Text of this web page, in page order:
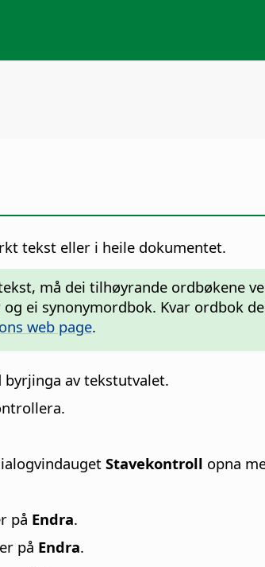
tekst eller i heile dokumentet.
må dei tilhøyrande ordbøkene
ei synonymordbok. Kvar ordbok
web page.
av tekstutvalet.
Stavekontroll opna
på Endra.
på Endra.